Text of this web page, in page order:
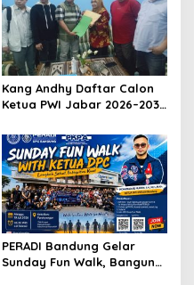
Kang Andhy Daftar Calon
Ketua PWI Jabar 2026–2031,
Wartawan hingga Peluang
Karier Internasional
PERADI Bandung Gelar
Sunday Fun Walk, Bangun